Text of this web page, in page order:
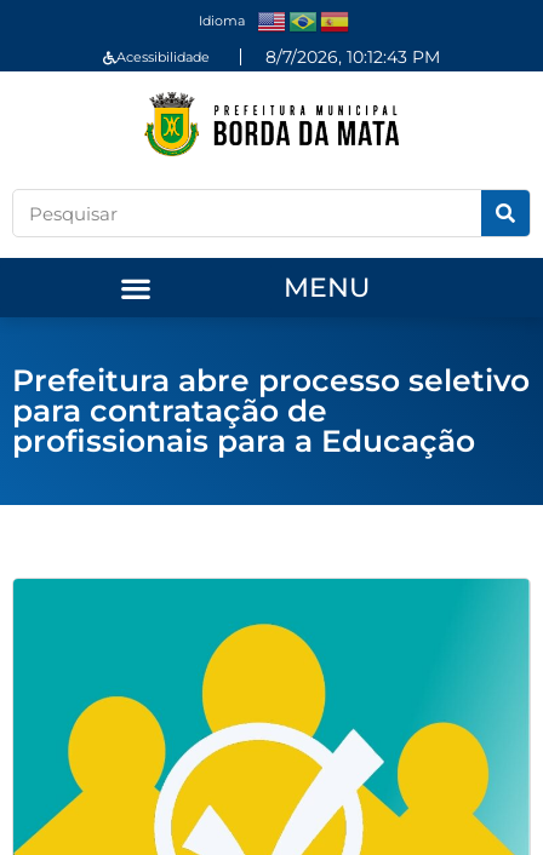
Idioma
Acessibilidade 8/7/2026, 10:12:43 PM
MENU
Prefeitura abre processo seletivo
para contratação de
profissionais para a Educação